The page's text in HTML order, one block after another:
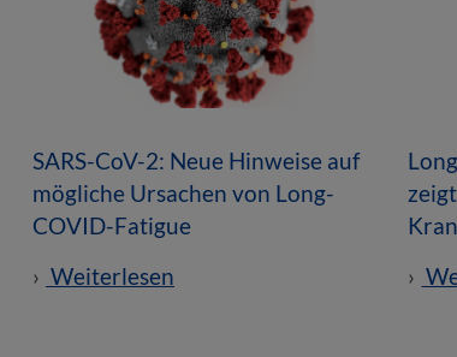
SARS-CoV-2: Neue Hinweise auf
mögliche Ursachen von Long-
COVID-Fatigue
Weiterlesen